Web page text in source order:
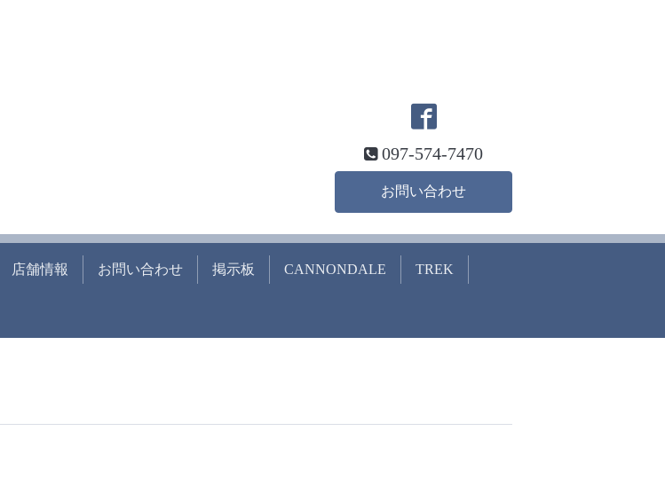
097-574-7470
お問い合わせ
店舗情報 お問い合わせ 掲示板 CANNONDALE TREK